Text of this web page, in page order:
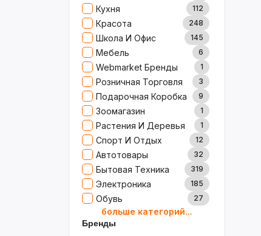
Кухня 112
Красота 248
Школа И Офис 145
Мебель 6
Webmarket Бренды 1
Розничная Торговля 3
Подарочная Коробка 9
Зоомагазин 1
Растения И Деревья 1
Спорт И Отдых 12
Автотовары 32
Бытовая Техника 319
Электроника 185
Обувь 27
Товары Для Дома
Ювелирные Изделия
больше категорий...
Бренды